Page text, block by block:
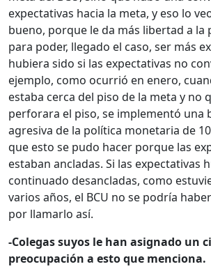
expectativas hacia la meta, y eso lo
bueno, porque le da más libertad a la
para poder, llegado el caso, ser más
hubiera sido si las expectativas no
ejemplo, como ocurrió en enero,
estaba cerca del piso de la meta y no
perforara el piso, se implementó una
agresiva de la política monetaria de
que esto se pudo hacer porque las
estaban ancladas. Si las expectativas
continuado desancladas, como
varios años, el BCU no se podría
por llamarlo así.
-Colegas suyos le han asignado un
preocupación a esto que menciona.